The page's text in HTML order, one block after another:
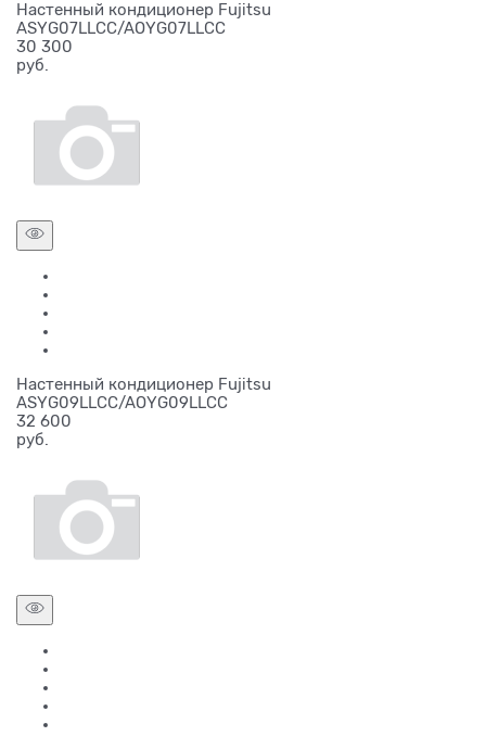
Настенный кондиционер Fujitsu
ASYG07LLCC/AOYG07LLCC
30 300
руб.
Настенный кондиционер Fujitsu
ASYG09LLCC/AOYG09LLCC
32 600
руб.